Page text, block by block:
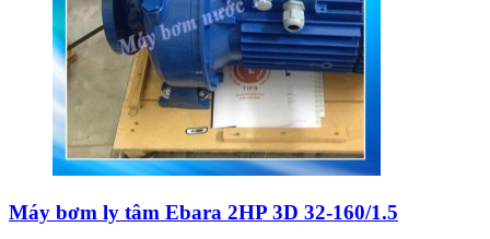
Máy bơm ly tâm Ebara 2HP 3D 32-160/1.5